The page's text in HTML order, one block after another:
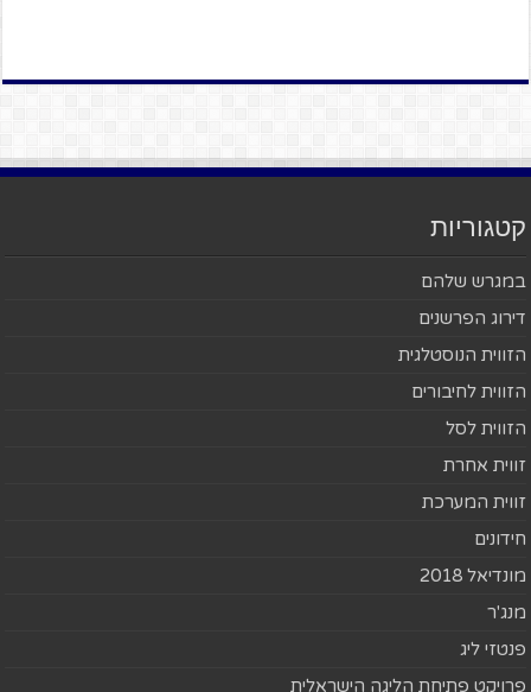
קטגוריות
במגרש שלהם
דירוג הפרשנים
הזווית הנוסטלגית
הזווית לחיבורים
הזווית לסל
זווית אחרת
זווית המערכת
חידונים
מונדיאל 2018
מנג'ר
פנטזי ליג
פרויקט פתיחת הליגה הישראלית